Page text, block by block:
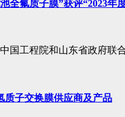
全氟质子膜”获评“2023年
国工程院和山东省政府联
质子交换膜供应商及产品